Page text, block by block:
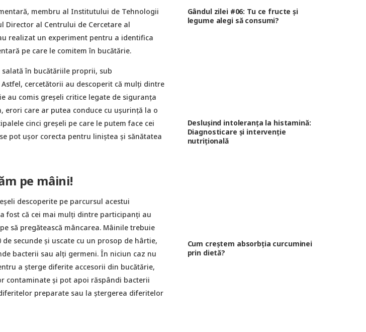
membru al Institutului de Tehnologii
Director al Centrului de Cercetare al
realizat un experiment pentru a identifica
pe care le comitem în bucătărie.
în bucătăriile proprii, sub
cercetătorii au descoperit că mulți dintre
au comis greşeli critice legate de siguranța
erori care ar putea conduce cu ușurință la o
cinci greşeli pe care le putem face cei
pot uşor corecta pentru liniștea şi sănătatea
pe mâini!
descoperite pe parcursul acestui
fost că cei mai mulți dintre participanți au
să pregătească mâncarea. Mâinile trebuie
secunde și uscate cu un prosop de hârtie,
bacterii sau alți germeni. În niciun caz nu
a șterge diferite accesorii din bucătărie,
contaminate şi pot apoi răspândi bacterii
preparate sau la ștergerea diferitelor
Gândul zilei #06: Tu ce fructe și
legume alegi să consumi?
Deslușind intoleranța la histamină:
Diagnosticare și intervenție
nutrițională
Cum creștem absorbția curcuminei
prin dietă?